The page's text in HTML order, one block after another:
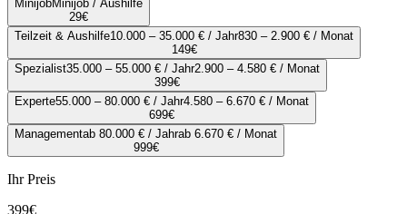
MinijobMinijob / Aushilfe
29€
Teilzeit & Aushilfe10.000 – 35.000 € / Jahr830 – 2.900 € / Monat
149€
Spezialist35.000 – 55.000 € / Jahr2.900 – 4.580 € / Monat
399€
Experte55.000 – 80.000 € / Jahr4.580 – 6.670 € / Monat
699€
Managementab 80.000 € / Jahrab 6.670 € / Monat
999€
Ihr Preis
399€